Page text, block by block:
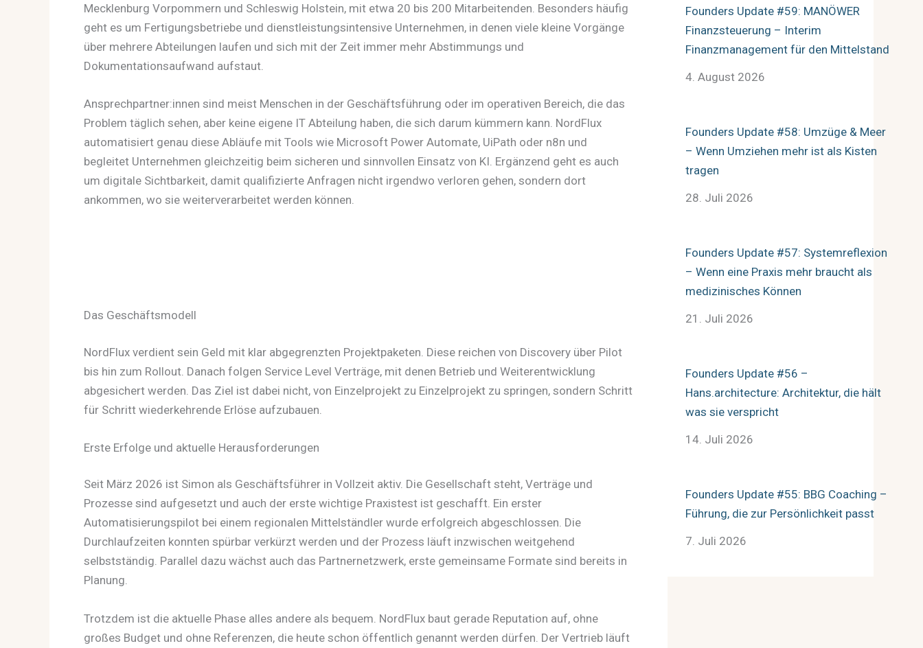
Mecklenburg Vorpommern und Schleswig Holstein, mit etwa 20 bis 200 Mitarbeitenden. Besonders häufig
geht es um Fertigungsbetriebe und dienstleistungsintensive Unternehmen, in denen viele kleine Vorgänge
über mehrere Abteilungen laufen und sich mit der Zeit immer mehr Abstimmungs und
Dokumentationsaufwand aufstaut.
Ansprechpartner:innen sind meist Menschen in der Geschäftsführung oder im operativen Bereich, die das
Problem täglich sehen, aber keine eigene IT Abteilung haben, die sich darum kümmern kann. NordFlux
automatisiert genau diese Abläufe mit Tools wie Microsoft Power Automate, UiPath oder n8n und
begleitet Unternehmen gleichzeitig beim sicheren und sinnvollen Einsatz von KI. Ergänzend geht es auch
um digitale Sichtbarkeit, damit qualifizierte Anfragen nicht irgendwo verloren gehen, sondern dort
ankommen, wo sie weiterverarbeitet werden können.
Das Geschäftsmodell
NordFlux verdient sein Geld mit klar abgegrenzten Projektpaketen. Diese reichen von Discovery über Pilot
bis hin zum Rollout. Danach folgen Service Level Verträge, mit denen Betrieb und Weiterentwicklung
abgesichert werden. Das Ziel ist dabei nicht, von Einzelprojekt zu Einzelprojekt zu springen, sondern Schritt
für Schritt wiederkehrende Erlöse aufzubauen.
Erste Erfolge und aktuelle Herausforderungen
Seit März 2026 ist Simon als Geschäftsführer in Vollzeit aktiv. Die Gesellschaft steht, Verträge und
Prozesse sind aufgesetzt und auch der erste wichtige Praxistest ist geschafft. Ein erster
Automatisierungspilot bei einem regionalen Mittelständler wurde erfolgreich abgeschlossen. Die
Durchlaufzeiten konnten spürbar verkürzt werden und der Prozess läuft inzwischen weitgehend
selbstständig. Parallel dazu wächst auch das Partnernetzwerk, erste gemeinsame Formate sind bereits in
Planung.
Trotzdem ist die aktuelle Phase alles andere als bequem. NordFlux baut gerade Reputation auf, ohne
großes Budget und ohne Referenzen, die heute schon öffentlich genannt werden dürfen. Der Vertrieb läuft
Founders Update #59: MANÖWER
Finanzsteuerung – Interim
Finanzmanagement für den Mittelstand
4. August 2026
Founders Update #58: Umzüge & Meer
– Wenn Umziehen mehr ist als Kisten
tragen
28. Juli 2026
Founders Update #57: Systemreflexion
– Wenn eine Praxis mehr braucht als
medizinisches Können
21. Juli 2026
Founders Update #56 –
Hans.architecture: Architektur, die hält
was sie verspricht
14. Juli 2026
Founders Update #55: BBG Coaching –
Führung, die zur Persönlichkeit passt
7. Juli 2026